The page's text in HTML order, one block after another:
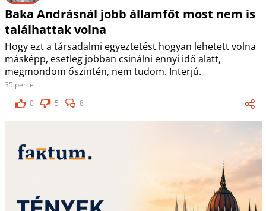
Baka Andrásnál jobb államfőt most nem is
találhattak volna
Hogy ezt a társadalmi egyeztetést hogyan lehetett volna
másképp, esetleg jobban csinálni ennyi idő alatt,
megmondom őszintén, nem tudom. Interjú.
35 perce
0
5 8